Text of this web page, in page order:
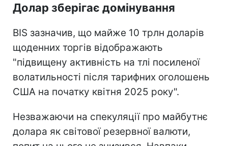
Долар зберігає домінування
BIS зазначив, що майже 10 трлн доларів
щоденних торгів відображають
"підвищену активність на тлі посиленої
волатильності після тарифних оголошень
США на початку квітня 2025 року".
Незважаючи на спекуляції про майбутнє
долара як світової резервної валюти,